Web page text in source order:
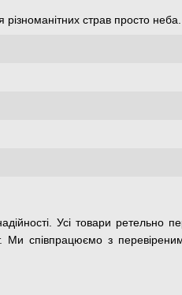
страв просто
Усі товари ретельно
співпрацюємо з